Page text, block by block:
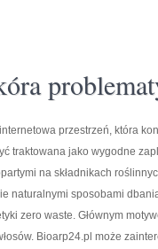
przestrzeń, która
traktowana jako wygodne
na składnikach
naturalnymi sposobami
zero waste. Głównym
Bioarp24.pl może